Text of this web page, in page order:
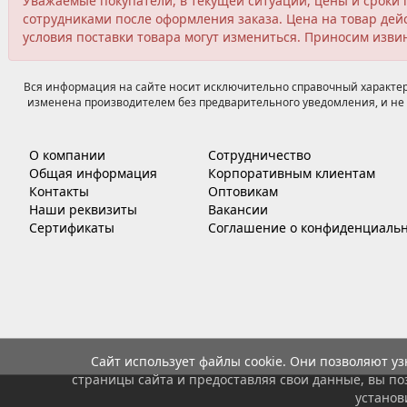
сотрудниками после оформления заказа. Цена на товар
условия поставки товара могут измениться. Приносим
Вся информация на сайте носит исключительно справочный
изменена производителем без предварительного уведомления, и
О компании
Общая информация
Контакты
Наши реквизиты
Сертификаты
Сотрудничество
Корпоративным клиентам
Оптовикам
Вакансии
Соглашение о
Сайт использует файлы cookie. Они позволяют
страницы сайта и предоставляя свои данные, вы